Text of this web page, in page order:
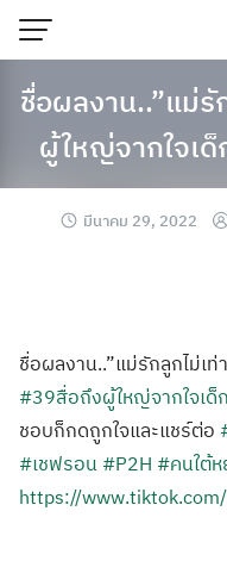
ชื่อผลงาน..”แม่รั
ผู้ใหญ่จากใจเ
มีนาคม 29, 2022
ชื่อผลงาน..”แม่รักลูกไม่เท่
#39สื่อถึงผู้ใหญ่จากใจเด็ก
ชอบก็กดถูกใจและแชร์ต่อ
#เชฟรอน #P2H #คนใต้ห
https://